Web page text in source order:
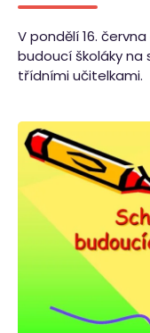
V pondělí 16.
budoucí školáky na
třídními učitelkami.